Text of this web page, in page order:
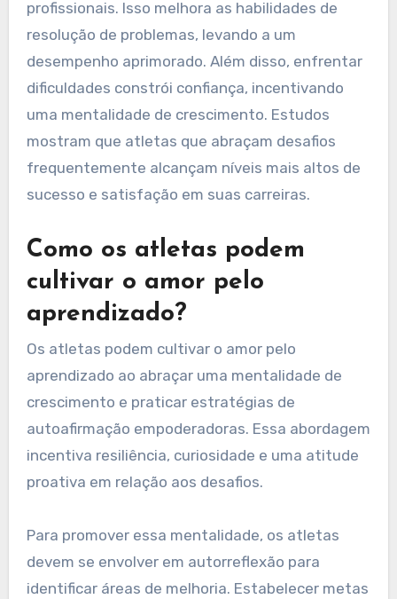
profissionais. Isso melhora as habilidades de
resolução de problemas, levando a um
desempenho aprimorado. Além disso, enfrentar
dificuldades constrói confiança, incentivando
uma mentalidade de crescimento. Estudos
mostram que atletas que abraçam desafios
frequentemente alcançam níveis mais altos de
sucesso e satisfação em suas carreiras.
Como os atletas podem
cultivar o amor pelo
aprendizado?
Os atletas podem cultivar o amor pelo
aprendizado ao abraçar uma mentalidade de
crescimento e praticar estratégias de
autoafirmação empoderadoras. Essa abordagem
incentiva resiliência, curiosidade e uma atitude
proativa em relação aos desafios.
Para promover essa mentalidade, os atletas
devem se envolver em autorreflexão para
identificar áreas de melhoria. Estabelecer metas